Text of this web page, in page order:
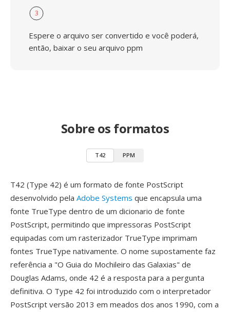
3
Espere o arquivo ser convertido e você poderá,
então, baixar o seu arquivo ppm
Sobre os formatos
T42 PPM
T42 (Type 42) é um formato de fonte PostScript
desenvolvido pela Adobe Systems que encapsula uma
fonte TrueType dentro de um dicionario de fonte
PostScript, permitindo que impressoras PostScript
equipadas com um rasterizador TrueType imprimam
fontes TrueType nativamente. O nome supostamente faz
referência a "O Guia do Mochileiro das Galaxias" de
Douglas Adams, onde 42 é a resposta para a pergunta
definitiva. O Type 42 foi introduzido com o interpretador
PostScript versão 2013 em meados dos anos 1990, com a